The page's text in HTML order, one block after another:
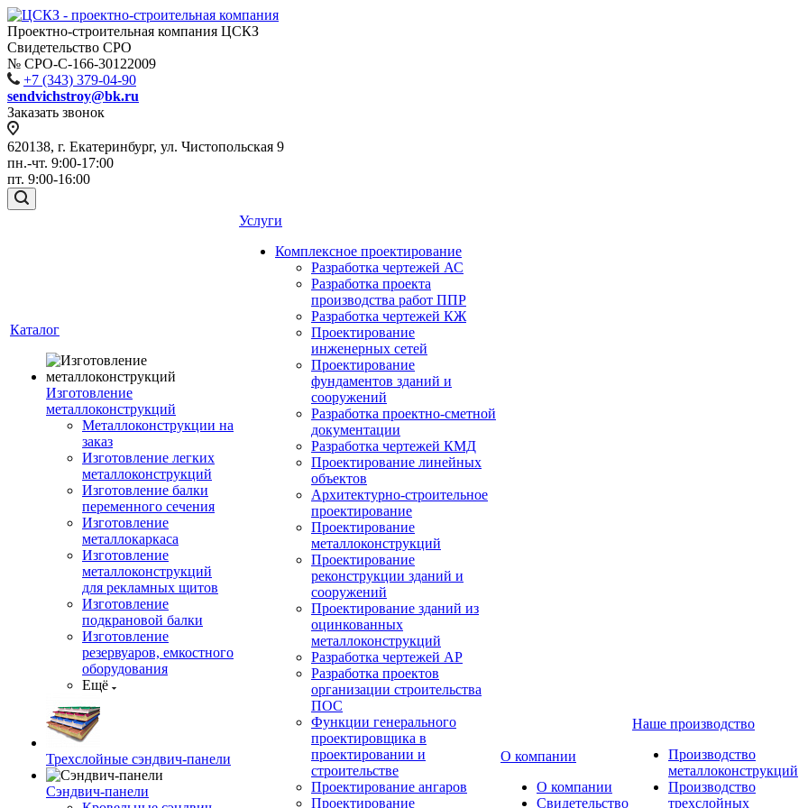
Проектно-строительная компания ЦСКЗ
Свидетельство СРО
№ СРО-С-166-30122009
+7 (343) 379-04-90
sendvichstroy@bk.ru
Заказать звонок
620138, г. Екатеринбург, ул. Чистопольская 9
пн.-чт. 9:00-17:00
пт. 9:00-16:00
Каталог
Изготовление
металлоконструкций
Металлоконструкции на
заказ
Изготовление легких
металлоконструкций
Изготовление балки
переменного сечения
Изготовление
металлокаркаса
Изготовление
металлоконструкций
для рекламных щитов
Изготовление
подкрановой балки
Изготовление
резервуаров, емкостного
оборудования
Ещё
Трехслойные сэндвич-панели
Сэндвич-панели
Услуги
Комплексное проектирование
Разработка чертежей АС
Разработка проекта
производства работ ППР
Разработка чертежей КЖ
Проектирование
инженерных сетей
Проектирование
фундаментов зданий и
сооружений
Разработка проектно-сметной
документации
Разработка чертежей КМД
Проектирование линейных
объектов
Архитектурно-строительное
проектирование
Проектирование
металлоконструкций
Проектирование
реконструкции зданий и
сооружений
Проектирование зданий из
оцинкованных
металлоконструкций
Разработка чертежей АР
Разработка проектов
организации строительства
ПОС
Функции генерального
проектировщика в
проектировании и
строительстве
Проектирование ангаров
Проектирование
О компании
О компании
Свидетельство
Наше производство
Производство
металлоконструкций
Производство
трехслойных